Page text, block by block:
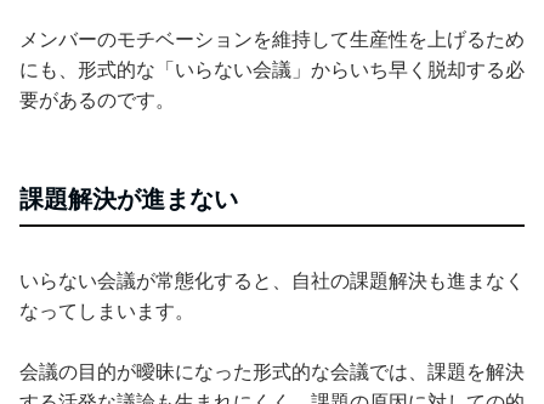
メンバーのモチベーションを維持して生産性を上げるため
にも、形式的な「いらない会議」からいち早く脱却する必
要があるのです。
課題解決が進まない
いらない会議が常態化すると、自社の課題解決も進まなく
なってしまいます。
会議の目的が曖昧になった形式的な会議では、課題を解決